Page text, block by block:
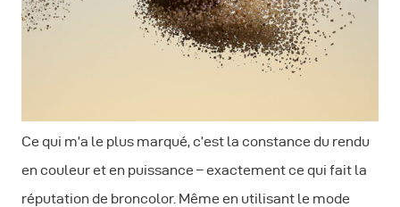
Ce qui m’a le plus marqué, c’est la constance du rendu
en couleur et en puissance – exactement ce qui fait la
réputation de broncolor. Même en utilisant le mode